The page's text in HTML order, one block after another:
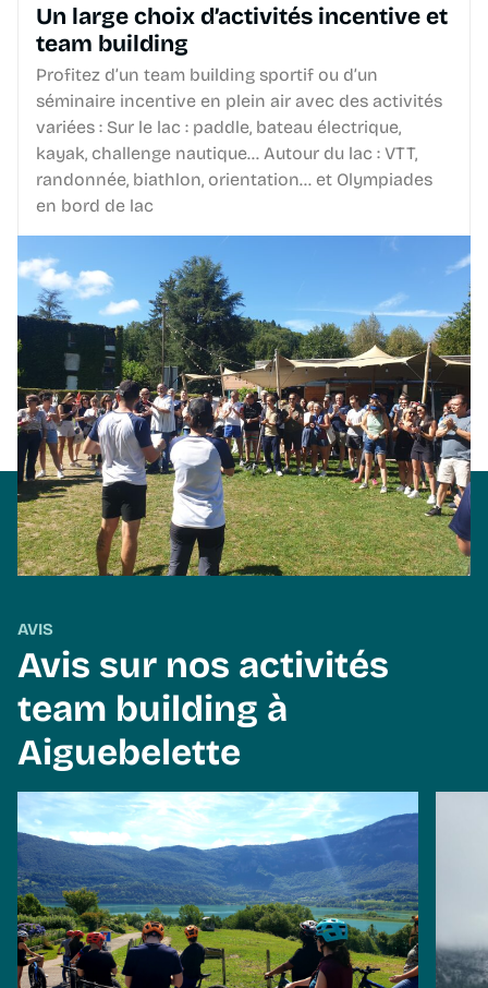
Un large choix d’activités incentive et
team building
Profitez d’un team building sportif ou d’un
séminaire incentive en plein air avec des activités
variées : Sur le lac : paddle, bateau électrique,
kayak, challenge nautique… Autour du lac : VTT,
randonnée, biathlon, orientation… et Olympiades
en bord de lac
AVIS
Avis sur nos activités
team building à
Aiguebelette